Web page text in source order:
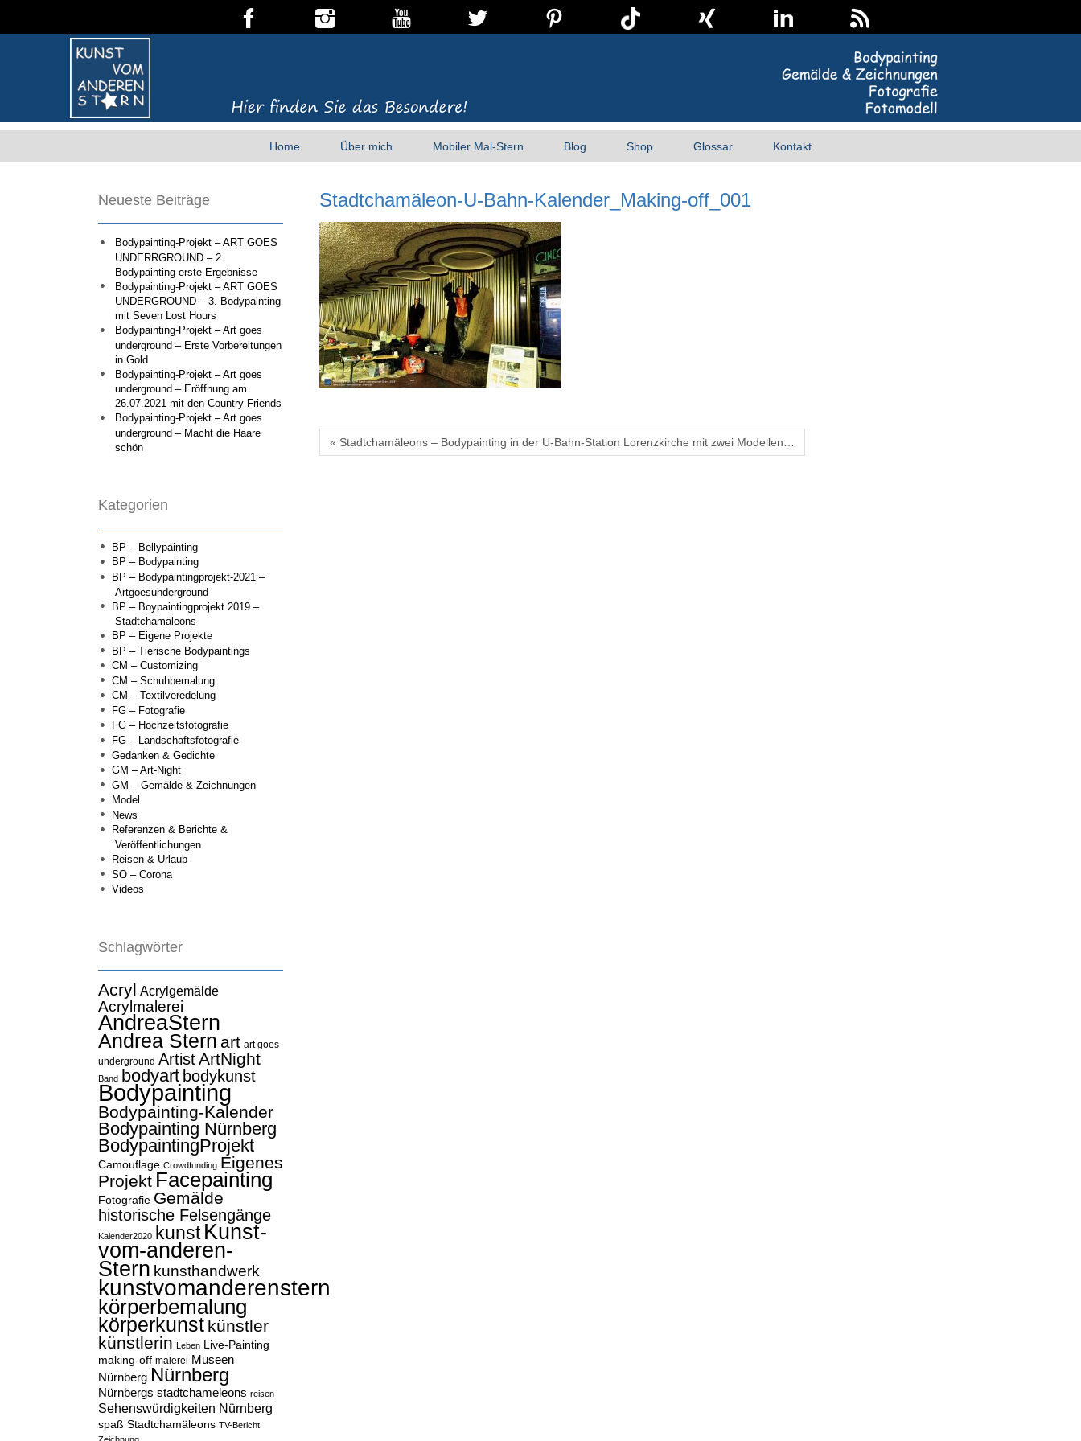
Home Über mich Mobiler Mal-Stern Blog Shop Glossar Kontakt
Neueste Beiträge
Bodypainting-Projekt – ART GOES
UNDERRGROUND – 2.
Bodypainting erste Ergebnisse
Bodypainting-Projekt – ART GOES
UNDERGROUND – 3. Bodypainting
mit Seven Lost Hours
Bodypainting-Projekt – Art goes
underground – Erste Vorbereitungen
in Gold
Bodypainting-Projekt – Art goes
underground – Eröffnung am
26.07.2021 mit den Country Friends
Bodypainting-Projekt – Art goes
underground – Macht die Haare
schön
Kategorien
BP – Bellypainting
BP – Bodypainting
BP – Bodypaintingprojekt-2021 –
Artgoesunderground
BP – Boypaintingprojekt 2019 –
Stadtchamäleons
BP – Eigene Projekte
BP – Tierische Bodypaintings
CM – Customizing
CM – Schuhbemalung
CM – Textilveredelung
FG – Fotografie
FG – Hochzeitsfotografie
FG – Landschaftsfotografie
Gedanken & Gedichte
GM – Art-Night
GM – Gemälde & Zeichnungen
Model
News
Referenzen & Berichte &
Veröffentlichungen
Reisen & Urlaub
SO – Corona
Videos
Schlagwörter
Acryl Acrylgemälde
Acrylmalerei
AndreaStern
Andrea Stern art art goes
underground ArtistArtNight
Band bodyart bodykunst
Bodypainting
Bodypainting-Kalender
Bodypainting Nürnberg
BodypaintingProjekt
Camouflage Crowdfunding Eigenes
Projekt Facepainting
Fotografie Gemälde
historische Felsengänge
Kalender2020 kunst Kunst-
vom-anderen-
Stern kunsthandwerk
kunstvomanderenstern
körperbemalung
körperkunst künstler
künstlerin Leben Live-Painting
making-off malerei Museen
Nürnberg Nürnberg
Nürnbergs stadtchameleons reisen
Sehenswürdigkeiten Nürnberg
spaß Stadtchamäleons TV-Bericht
Stadtchamäleon-U-Bahn-Kalender_Making-off_001
« Stadtchamäleons – Bodypainting in der U-Bahn-Station Lorenzkirche mit zwei Modellen…